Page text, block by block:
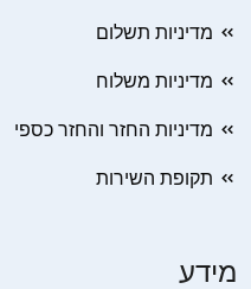
מדיניות תשלום
מדיניות משלוח
מדיניות החזר והחזר כספי
תקופת השירות
מידע